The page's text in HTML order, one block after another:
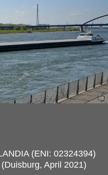
(ENI: 02324394)
(Duisburg, April 2021)